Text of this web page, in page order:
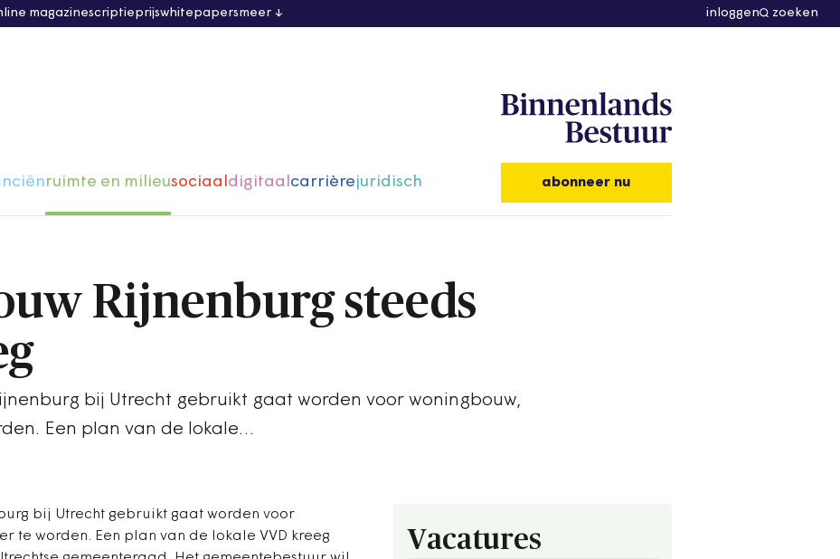
magazinescriptieprijswhitepapersmeer inloggen zoeken
ruimte en milieusociaaldigitaalcarrièrejuridisch abonneer nu
Rijnenburg steeds
bij Utrecht gebruikt gaat worden voor woningbouw,
Een plan van de lokale…
bij Utrecht gebruikt gaat worden voor
te worden. Een plan van de lokale VVD kreeg
Vacatures